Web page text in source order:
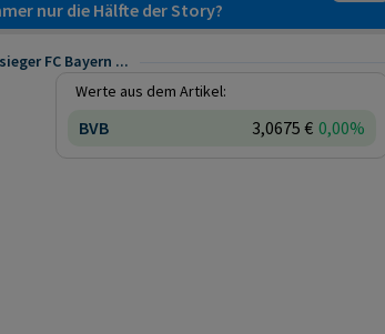
nur die Hälfte der Story?
FC Bayern ...
Werte aus dem Artikel:
BVB 3,0675 € 0,00%